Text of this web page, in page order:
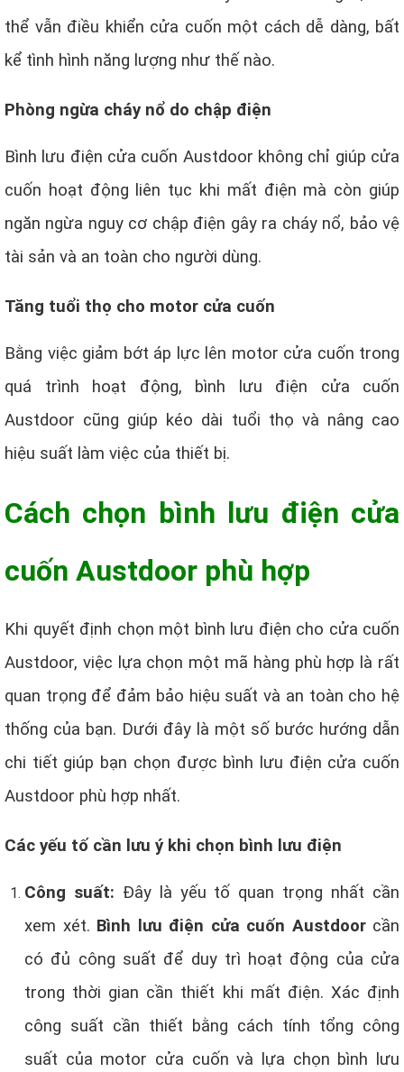
thể vẫn điều khiển cửa cuốn một cách dễ dàng, bất
kể tình hình năng lượng như thế nào.
Phòng ngừa cháy nổ do chập điện
Bình lưu điện cửa cuốn Austdoor không chỉ giúp cửa
cuốn hoạt động liên tục khi mất điện mà còn giúp
ngăn ngừa nguy cơ chập điện gây ra cháy nổ, bảo vệ
tài sản và an toàn cho người dùng.
Tăng tuổi thọ cho motor cửa cuốn
Bằng việc giảm bớt áp lực lên motor cửa cuốn trong
quá trình hoạt động, bình lưu điện cửa cuốn
Austdoor cũng giúp kéo dài tuổi thọ và nâng cao
hiệu suất làm việc của thiết bị.
Cách chọn bình lưu điện cửa
cuốn Austdoor phù hợp
Khi quyết định chọn một bình lưu điện cho cửa cuốn
Austdoor, việc lựa chọn một mã hàng phù hợp là rất
quan trọng để đảm bảo hiệu suất và an toàn cho hệ
thống của bạn. Dưới đây là một số bước hướng dẫn
chi tiết giúp bạn chọn được bình lưu điện cửa cuốn
Austdoor phù hợp nhất.
Các yếu tố cần lưu ý khi chọn bình lưu điện
Công suất: Đây là yếu tố quan trọng nhất cần
xem xét. Bình lưu điện cửa cuốn Austdoorcần
có đủ công suất để duy trì hoạt động của cửa
trong thời gian cần thiết khi mất điện. Xác định
công suất cần thiết bằng cách tính tổng công
suất của motor cửa cuốn và lựa chọn bình lưu